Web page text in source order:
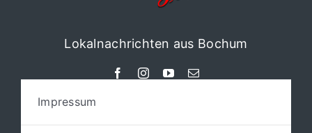
Lokalnachrichten aus Bochum
Impressum